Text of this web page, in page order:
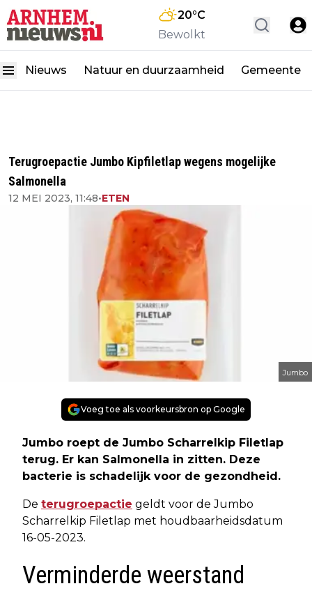
20°C
Bewolkt
Nieuws Natuur en duurzaamheid Gemeente
Terugroepactie Jumbo Kipfiletlap wegens mogelijke
Salmonella
12 MEI 2023, 11:48•ETEN
Jumbo
Voeg toe als voorkeursbron op Google
Jumbo roept de Jumbo Scharrelkip Filetlap
terug. Er kan Salmonella in zitten. Deze
bacterie is schadelijk voor de gezondheid.
De terugroepactie geldt voor de Jumbo
Scharrelkip Filetlap met houdbaarheidsdatum
16-05-2023.
Verminderde weerstand